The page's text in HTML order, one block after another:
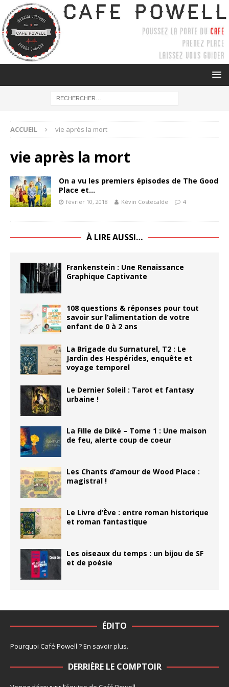
ACCUEIL vie après la mort
vie après la mort
On a vu les premiers épisodes de The Good
Place et…
février 10, 2018 Kévin Costecalde 4
À LIRE AUSSI…
Frankenstein : Une Renaissance
Graphique Captivante
108 questions & réponses pour tout
savoir sur l’alimentation de votre
enfant de 0 à 2 ans
La Brigade du Surnaturel, T2 : Le
Jardin des Hespérides, enquête et
voyage temporel
Le Dernier Soleil : Tarot et fantasy
urbaine !
La Fille de Diké – Tome 1 : Une maison
de feu, alerte coup de coeur
Les Chants d’amour de Wood Place :
magistral !
Le Livre d’Ève : entre roman historique
et roman fantastique
Les oiseaux du temps : un bijou de SF
et de poésie
ÉDITO
Pourquoi Café Powell ?En savoir plus.
DERRIÈRE LE COMPTOIR